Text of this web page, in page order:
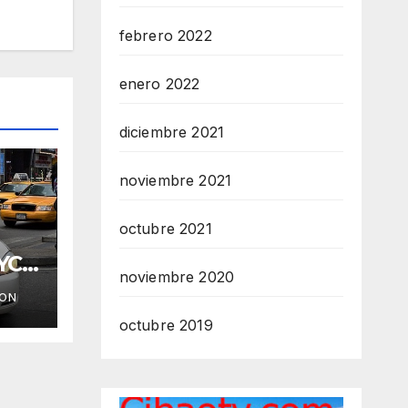
febrero 2022
enero 2022
diciembre 2021
noviembre 2021
octubre 2021
noviembre 2020
octubre 2019